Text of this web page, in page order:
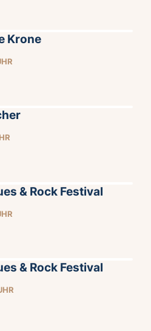
Krone
& Rock Festival
& Rock Festival